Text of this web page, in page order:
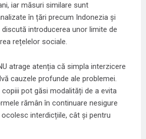
iar măsuri similare sunt
în țări precum Indonezia și
introducerea unor limite de
rețelelor sociale.
atrage atenția că simpla interzicere
cauzele profunde ale problemei.
pot găsi modalități de a evita
rămân în continuare nesigure
interdicțiile, cât și pentru